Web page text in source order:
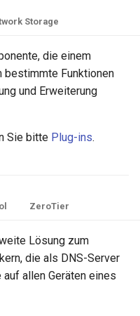
Storage
die einem
bestimmte Funktionen
und Erweiterung
Sie bitte Plug-ins.
ZeroTier
Lösung zum
die als DNS-Server
allen Geräten eines